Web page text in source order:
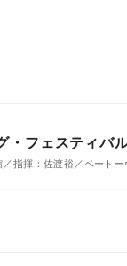
・フェスティバ
指揮：佐渡裕／ベート